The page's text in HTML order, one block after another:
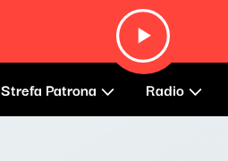
Strefa Patrona Radio